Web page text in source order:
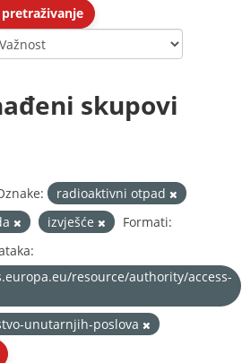
skupovi
radioaktivni otpad
izvješće
Formati:
resource/authority/access-
unutarnjih-poslova